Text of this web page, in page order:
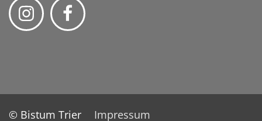
© Bistum Trier
Impressum